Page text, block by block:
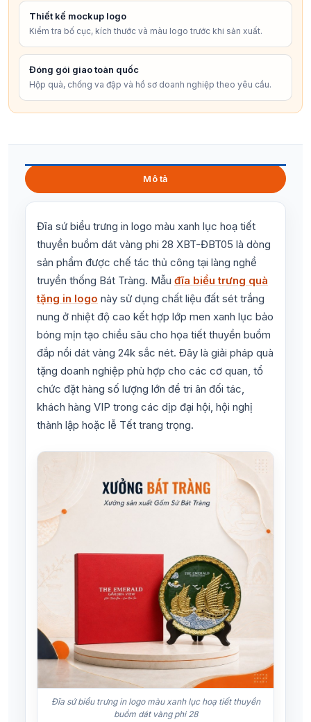
Thiết kế mockup logo
Kiểm tra bố cục, kích thước và màu logo trước khi sản xuất.
Đóng gói giao toàn quốc
Hộp quà, chống va đập và hồ sơ doanh nghiệp theo yêu cầu.
Mô tả
Đĩa sứ biểu trưng in logo màu xanh lục hoạ tiết
thuyền buồm dát vàng phi 28 XBT-ĐBT05 là dòng
sản phẩm được chế tác thủ công tại làng nghề
truyền thống Bát Tràng. Mẫu đĩa biểu trưng quà
tặng in logo này sử dụng chất liệu đất sét trắng
nung ở nhiệt độ cao kết hợp lớp men xanh lục bảo
bóng mịn tạo chiều sâu cho họa tiết thuyền buồm
đắp nổi dát vàng 24k sắc nét. Đây là giải pháp quà
tặng doanh nghiệp phù hợp cho các cơ quan, tổ
chức đặt hàng số lượng lớn để tri ân đối tác,
khách hàng VIP trong các dịp đại hội, hội nghị
thành lập hoặc lễ Tết trang trọng.
Đĩa sứ biểu trưng in logo màu xanh lục hoạ tiết thuyền
buồm dát vàng phi 28